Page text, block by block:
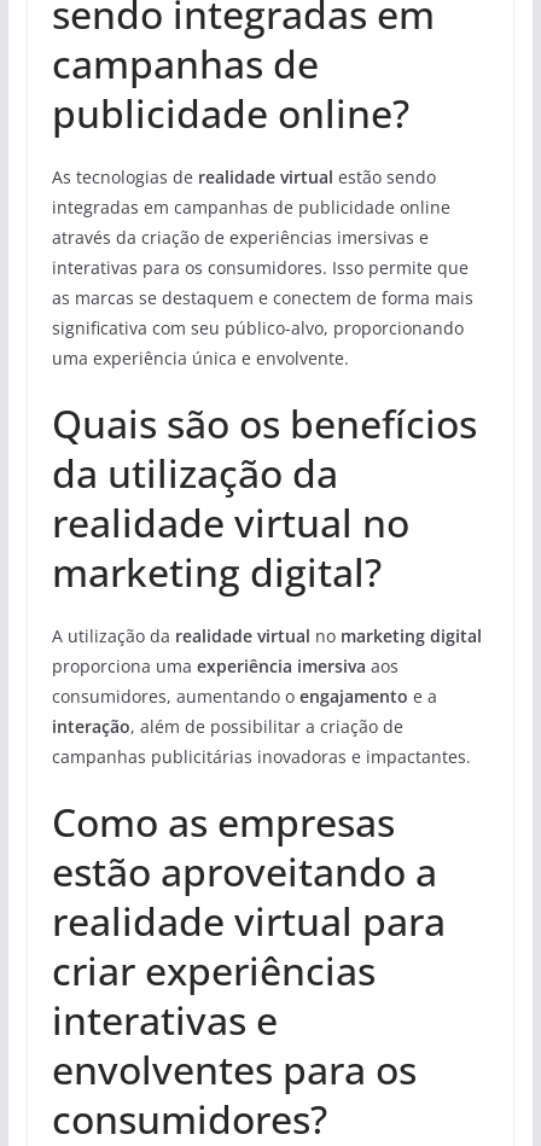
sendo integradas em
campanhas de
publicidade online?
As tecnologias de realidade virtual estão sendo
integradas em campanhas de publicidade online
através da criação de experiências imersivas e
interativas para os consumidores. Isso permite que
as marcas se destaquem e conectem de forma mais
significativa com seu público-alvo, proporcionando
uma experiência única e envolvente.
Quais são os benefícios
da utilização da
realidade virtual no
marketing digital?
A utilização da realidade virtual no marketing digital
proporciona uma experiência imersiva aos
consumidores, aumentando o engajamento e a
interação, além de possibilitar a criação de
campanhas publicitárias inovadoras e impactantes.
Como as empresas
estão aproveitando a
realidade virtual para
criar experiências
interativas e
envolventes para os
consumidores?